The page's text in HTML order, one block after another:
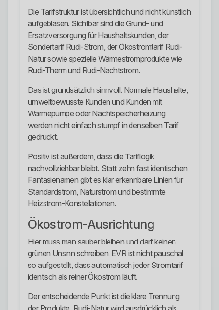
Die Tarifstruktur ist übersichtlich und nicht künstlich
aufgeblasen. Sichtbar sind die Grund- und
Ersatzversorgung für Haushaltskunden, der
Sondertarif Rudi-Strom, der Ökostromtarif Rudi-
Natur sowie spezielle Wärmestromprodukte wie
Rudi-Therm und Rudi-Nachtstrom.
Das ist grundsätzlich sinnvoll. Normale Haushalte,
umweltbewusste Kunden und Kunden mit
Wärmepumpe oder Nachtspeicherheizung
werden nicht einfach stumpf in denselben Tarif
gedrückt.
Positiv ist außerdem, dass die Tariflogik
nachvollziehbar bleibt. Statt zehn fast identischen
Fantasienamen gibt es klar erkennbare Linien für
Standardstrom, Naturstrom und bestimmte
Heizstrom-Konstellationen.
Ökostrom-Ausrichtung
Hier muss man sauber bleiben und darf keinen
grünen Unsinn schreiben. EVR ist nicht pauschal
so aufgestellt, dass automatisch jeder Stromtarif
identisch als reiner Ökostrom läuft.
Der entscheidende Punkt ist die klare Trennung